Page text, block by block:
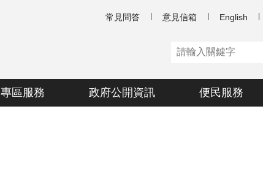
常見問答 意見信箱 English
專區服務 政府公開資訊 便民服務